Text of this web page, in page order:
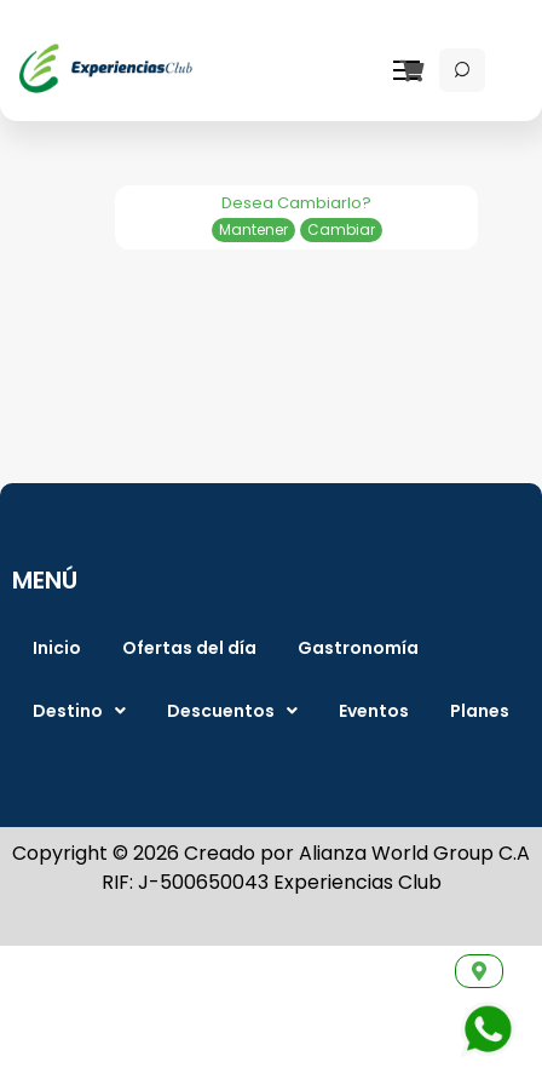
Desea Cambiarlo?
Mantener Cambiar
MENÚ
Inicio Ofertas del día Gastronomía
Destino Descuentos Eventos Planes
Copyright © 2026 Creado por Alianza World Group C.A
RIF: J-500650043 Experiencias Club